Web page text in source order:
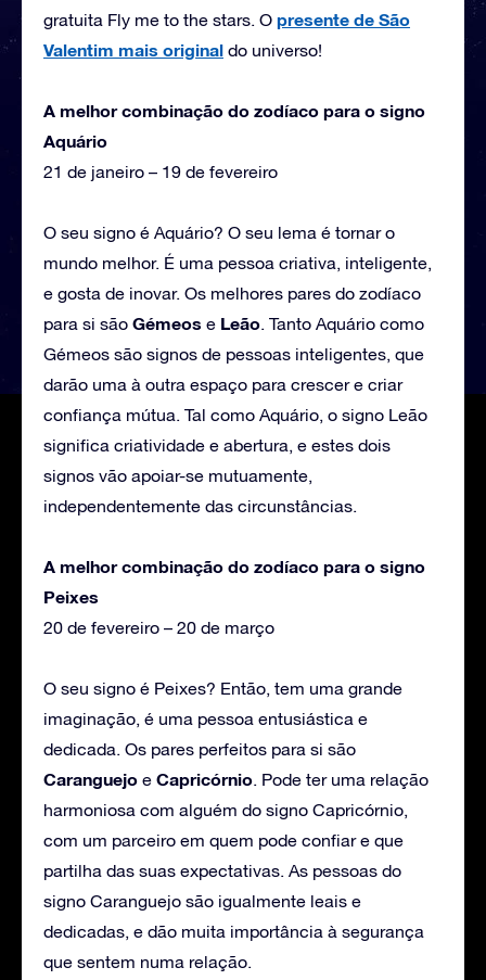
gratuita Fly me to the stars. O presente de São
Valentim mais original do universo!
A melhor combinação do zodíaco para o signo
Aquário
21 de janeiro – 19 de fevereiro
O seu signo é Aquário? O seu lema é tornar o
mundo melhor. É uma pessoa criativa, inteligente,
e gosta de inovar. Os melhores pares do zodíaco
para si são Gémeos e Leão. Tanto Aquário como
Gémeos são signos de pessoas inteligentes, que
darão uma à outra espaço para crescer e criar
confiança mútua. Tal como Aquário, o signo Leão
significa criatividade e abertura, e estes dois
signos vão apoiar-se mutuamente,
independentemente das circunstâncias.
A melhor combinação do zodíaco para o signo
Peixes
20 de fevereiro – 20 de março
O seu signo é Peixes? Então, tem uma grande
imaginação, é uma pessoa entusiástica e
dedicada. Os pares perfeitos para si são
Caranguejo e Capricórnio. Pode ter uma relação
harmoniosa com alguém do signo Capricórnio,
com um parceiro em quem pode confiar e que
partilha das suas expectativas. As pessoas do
signo Caranguejo são igualmente leais e
dedicadas, e dão muita importância à segurança
que sentem numa relação.